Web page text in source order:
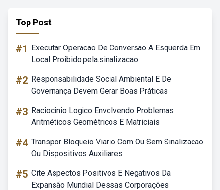
Top Post
#1
Executar Operacao De Conversao A Esquerda Em
Local Proibido.pela.sinalizacao
#2 Responsabilidade Social Ambiental E De
Governança Devem Gerar Boas Práticas
#3 Raciocinio Logico Envolvendo Problemas
Aritméticos Geométricos E Matriciais
#4 Transpor Bloqueio Viario Com Ou Sem Sinalizacao
Ou Dispositivos Auxiliares
#5 Cite Aspectos Positivos E Negativos Da
Expansão Mundial Dessas Corporações